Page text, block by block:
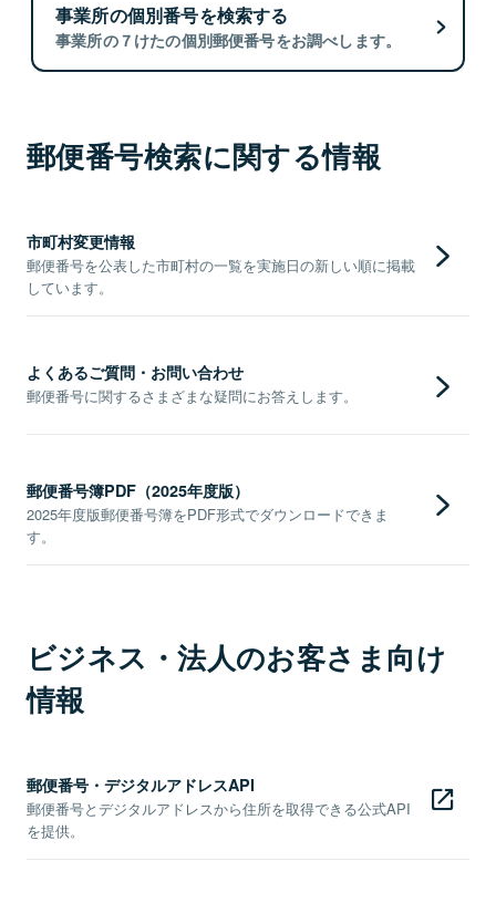
事業所の個別番号を検索する
事業所の７けたの個別郵便番号をお調べします。
郵便番号検索に関する情報
市町村変更情報
郵便番号を公表した市町村の一覧を実施日の新しい順に掲載
しています。
よくあるご質問・お問い合わせ
郵便番号に関するさまざまな疑問にお答えします。
郵便番号簿PDF（2025年度版）
2025年度版郵便番号簿をPDF形式でダウンロードできま
す。
ビジネス・法人のお客さま向け
情報
郵便番号・デジタルアドレスAPI
郵便番号とデジタルアドレスから住所を取得できる公式API
を提供。